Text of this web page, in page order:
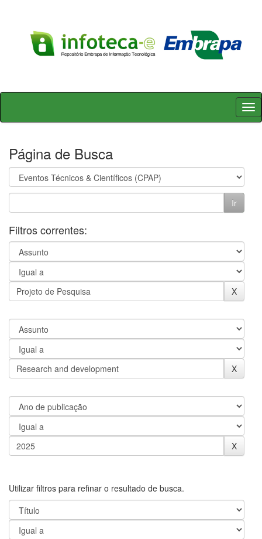
Skip
Página de Busca
Filtros correntes:
Utilizar filtros para refinar o resultado de busca.